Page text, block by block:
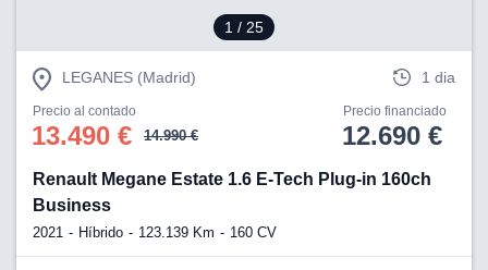
1 / 25
LEGANES (Madrid) 1 dia
Precio al contado
13.490 € 14.990 €
Precio financiado
12.690 €
Renault Megane Estate 1.6 E-Tech Plug-in 160ch
Business
2021 Híbrido 123.139 Km 160 CV